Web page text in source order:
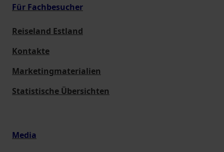
Für Fachbesucher
Reiseland Estland
Kontakte
Marketingmaterialien
Statistische Übersichten
Media